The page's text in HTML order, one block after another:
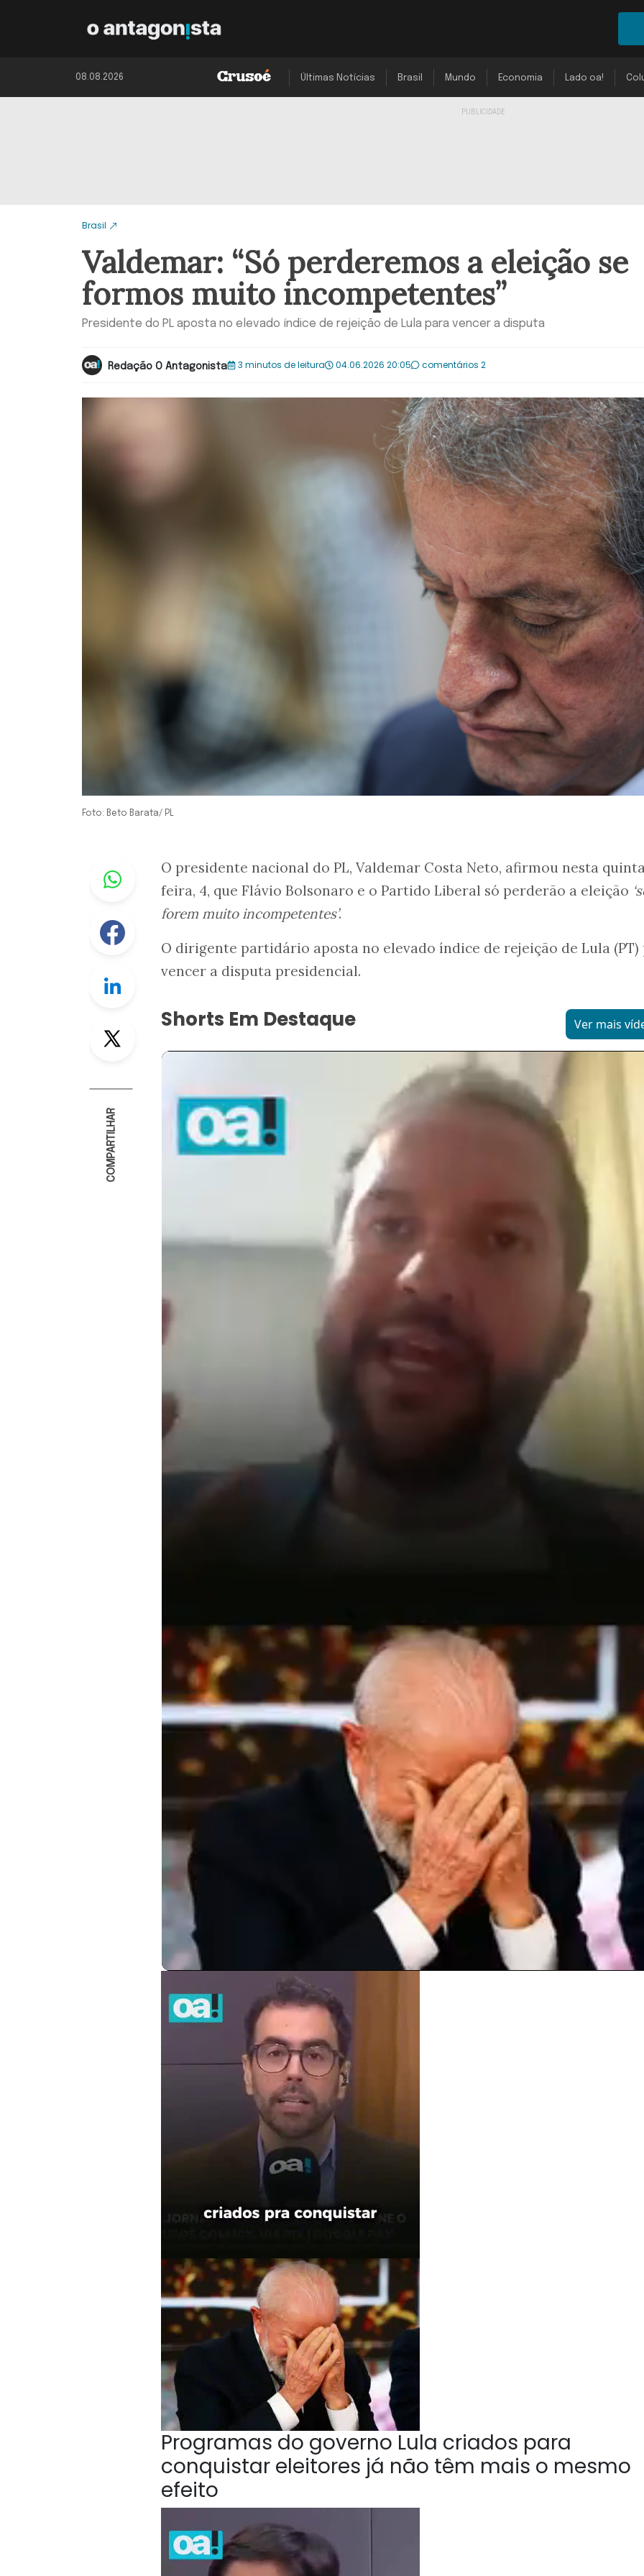
08.08.2026 Últimas Notícias Brasil Mundo Economia Lado oa!
Brasil
Valdemar: “Só perderemos a eleição se
formos muito incompetentes”
Presidente do PL aposta no elevado índice de rejeição de Lula para vencer a disputa
Redação O Antagonista 3 minutos de leitura 04.06.2026 20:05 comentários 2
Foto: Beto Barata/ PL
Whastapp
Facebook
Linkedin
Twitter
COMPARTILHAR
O presidente nacional do PL, Valdemar Costa Neto, afirmou nesta
feira, 4, que Flávio Bolsonaro e o Partido Liberal só perderão a eleição
forem muito incompetentes’.
O dirigente partidário aposta no elevado índice de rejeição de Lula (PT)
vencer a disputa presidencial.
Shorts Em Destaque Ver mais
Programas do governo Lula criados para
conquistar eleitores já não têm mais o mesmo
efeito